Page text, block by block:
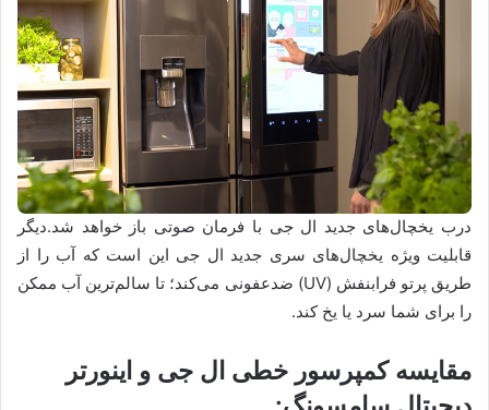
درب یخچال‌های جدید ال جی با فرمان صوتی باز خواهد شد.دیگر
قابلیت ویژه یخچال‌های سری جدید ال جی این است که آب را از
طریق پرتو فرابنفش (UV) ضدعفونی می‌کند؛ تا سالم‌ترین آب ممکن
را برای شما سرد یا یخ کند.
مقایسه کمپرسور خطی ال جی و اینورتر